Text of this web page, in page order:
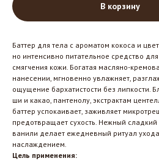
В корзину
Баттер для тела с ароматом кокоса и
но интенсивно питательное средство
смягчения кожи. Богатая масляно-
нанесении, мгновенно увлажняет,
ощущение бархатистости без липкости.
ши и какао, пантенолу, экстрактам
баттер успокаивает, заживляет
предотвращает сухость. Нежный
ванили делает ежедневный ритуал
наслаждением.
Цель применения: